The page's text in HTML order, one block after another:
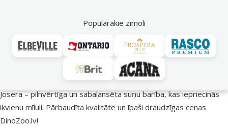
Populārākie zīmoli
Josera barība suņiem – uzturs veselīgākai dzīvei!
Josera – pilnvērtīga un sabalansēta suņu barība, kas iepriecinās
ikvienu mīluli. Pārbaudīta kvalitāte un īpaši draudzīgas cenas
DinoZoo.lv!